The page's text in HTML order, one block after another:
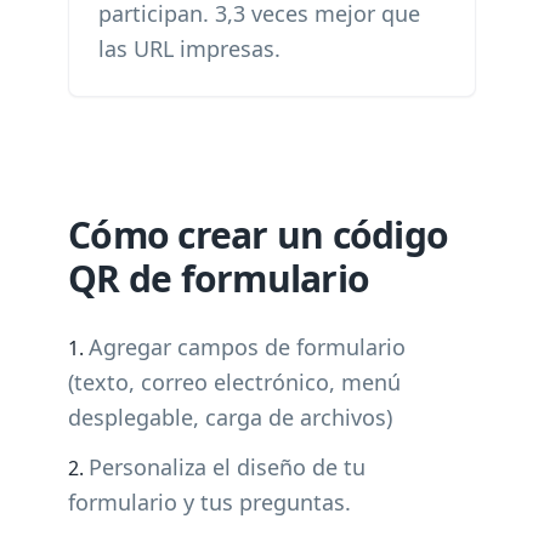
participan. 3,3 veces mejor que
las URL impresas.
Cómo crear un código
QR de formulario
Agregar campos de formulario
(texto, correo electrónico, menú
desplegable, carga de archivos)
Personaliza el diseño de tu
formulario y tus preguntas.